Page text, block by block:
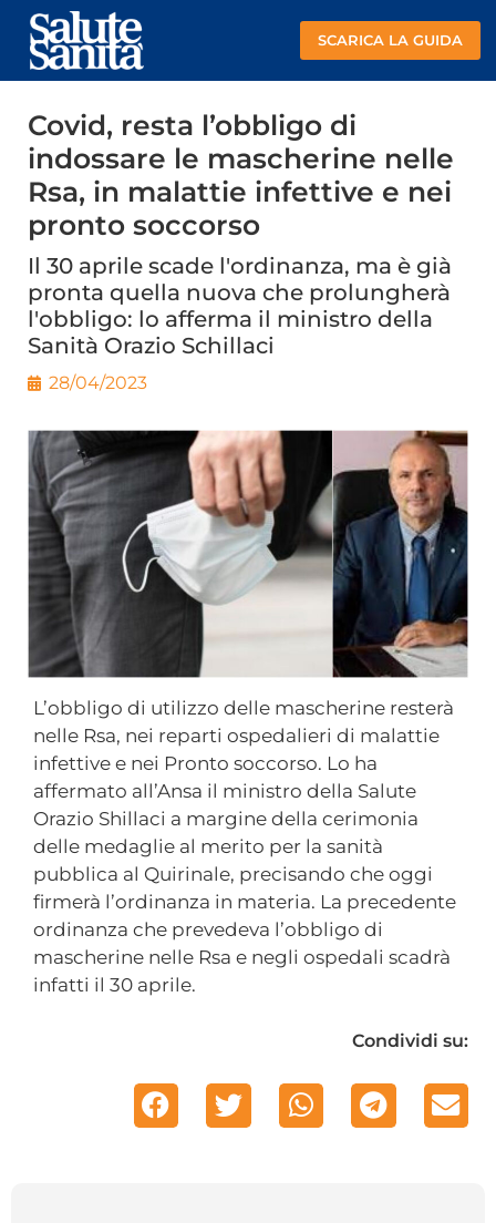
SCARICA LA GUIDA
Covid, resta l’obbligo di
indossare le mascherine nelle
Rsa, in malattie infettive e nei
pronto soccorso
Il 30 aprile scade l'ordinanza, ma è già
pronta quella nuova che prolungherà
l'obbligo: lo afferma il ministro della
Sanità Orazio Schillaci
28/04/2023
L’obbligo di utilizzo delle mascherine resterà
nelle Rsa, nei reparti ospedalieri di malattie
infettive e nei Pronto soccorso. Lo ha
affermato all’Ansa il ministro della Salute
Orazio Shillaci a margine della cerimonia
delle medaglie al merito per la sanità
pubblica al Quirinale, precisando che oggi
firmerà l’ordinanza in materia. La precedente
ordinanza che prevedeva l’obbligo di
mascherine nelle Rsa e negli ospedali scadrà
infatti il 30 aprile.
Condividi su: